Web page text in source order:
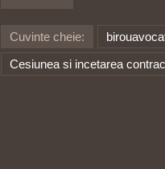
Cuvinte cheie:
Cesiunea si incetarea